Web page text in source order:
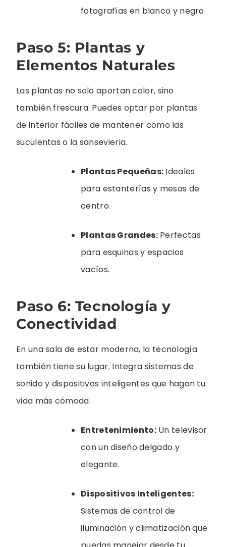
fotografías en blanco y negro.
Paso 5: Plantas y
Elementos Naturales
Las plantas no solo aportan color, sino
también frescura. Puedes optar por plantas
de interior fáciles de mantener como las
suculentas o la sansevieria.
Plantas Pequeñas: Ideales
para estanterías y mesas de
centro.
Plantas Grandes:Perfectas
para esquinas y espacios
vacíos.
Paso 6: Tecnología y
Conectividad
En una sala de estar moderna, la tecnología
también tiene su lugar. Integra sistemas de
sonido y dispositivos inteligentes que hagan tu
vida más cómoda.
Entretenimiento:Un televisor
con un diseño delgado y
elegante.
Dispositivos Inteligentes:
Sistemas de control de
iluminación y climatización que